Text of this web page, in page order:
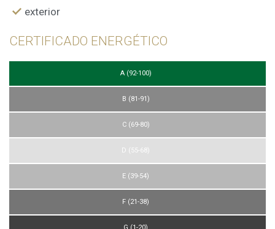
exterior
CERTIFICADO ENERGÉTICO
A (92-100)
B (81-91)
C (69-80)
D (55-68)
E (39-54)
F (21-38)